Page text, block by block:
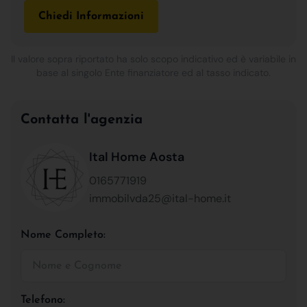
Chiedi Informazioni
Contatta l'agenzia
Ital Home Aosta
0165771919
immobilvda25@ital-home.it
Nome Completo:
Telefono: